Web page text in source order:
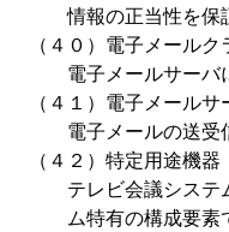
情報の正当性を保証
（４０）電子メールク
電子メールサーバに
（４１）電子メールサ
電子メールの送受信
（４２）特定用途機器
テレビ会議システム
ム特有の構成要素